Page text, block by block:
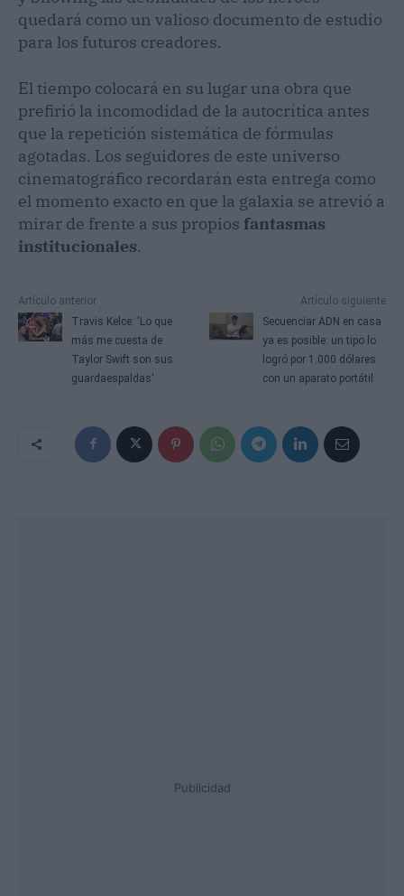
quedará como un valioso documento de estudio
para los futuros creadores.
El tiempo colocará en su lugar una obra que
prefirió la incomodidad de la autocrítica antes
que la repetición sistemática de fórmulas
agotadas. Los seguidores de este universo
cinematográfico recordarán esta entrega como
el momento exacto en que la galaxia se atrevió a
mirar de frente a sus propios fantasmas
institucionales.
Artículo anterior
Travis Kelce: 'Lo que
más me cuesta de
Taylor Swift son sus
guardaespaldas'
Artículo siguiente
Secuenciar ADN en casa
ya es posible: un tipo lo
logró por 1.000 dólares
con un aparato portátil
Publicidad